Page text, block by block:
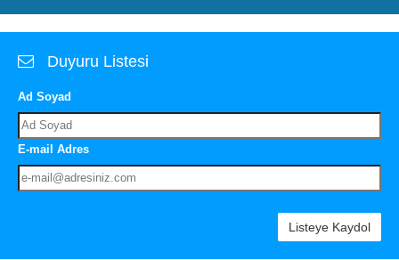
Duyuru Listesi
Ad Soyad
E-mail Adres
Listeye Kaydol